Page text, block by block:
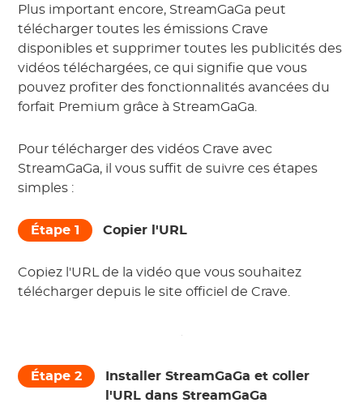
Plus important encore, StreamGaGa peut
télécharger toutes les émissions Crave
disponibles et supprimer toutes les publicités des
vidéos téléchargées, ce qui signifie que vous
pouvez profiter des fonctionnalités avancées du
forfait Premium grâce à StreamGaGa.
Pour télécharger des vidéos Crave avec
StreamGaGa, il vous suffit de suivre ces étapes
simples :
Étape 1 Copier l'URL
Copiez l'URL de la vidéo que vous souhaitez
télécharger depuis le site officiel de Crave.
Étape 2
Installer StreamGaGa et coller
l'URL dans StreamGaGa